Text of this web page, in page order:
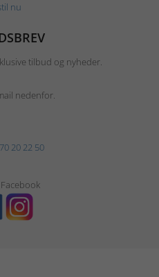
nu
tilbud og nyheder.
nedenfor.
70 20 22 50